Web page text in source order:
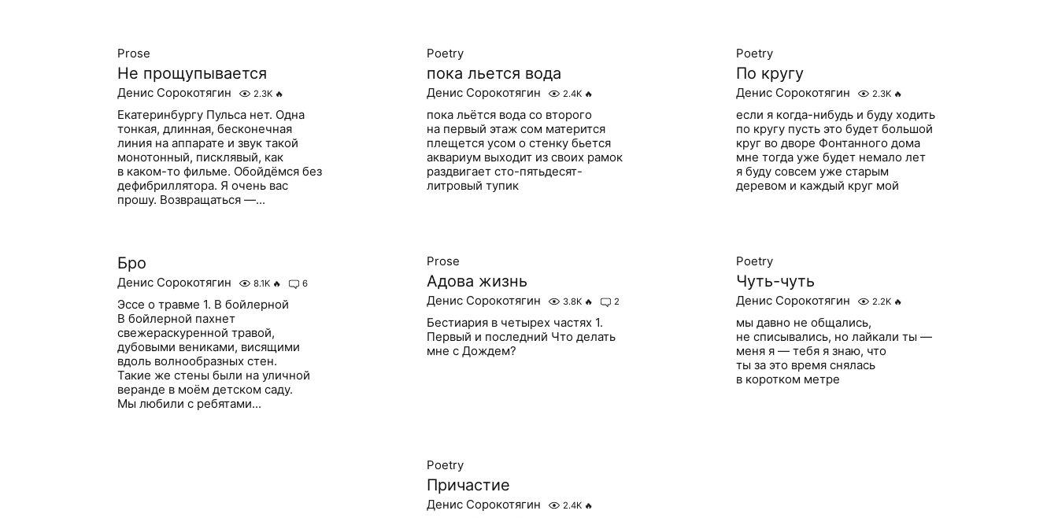
Prose
Не прощупывается
Денис Сорокотягин 2.3K 🔥
Екатеринбургу Пульса нет. Одна
тонкая, длинная, бесконечная
линия на аппарате и звук такой
монотонный, писклявый, как
в каком-то фильме. Обойдёмся без
дефибриллятора. Я очень вас
прошу. Возвращаться —...
Poetry
пока льется вода
Денис Сорокотягин 2.4K 🔥
пока льётся вода со второго
на первый этаж сом матерится
плещется усом о стенку бьется
аквариум выходит из своих рамок
раздвигает сто-пятьдесят-
литровый тупик
Poetry
По кругу
Денис Сорокотягин 2.3K 🔥
если я когда-нибудь и буду ходить
по кругу пусть это будет большой
круг во дворе Фонтанного дома
мне тогда уже будет немало лет
я буду совсем уже старым
деревом и каждый круг мой
Бро
Денис Сорокотягин 8.1K 🔥 6
Эссе о травме 1. В бойлерной
В бойлерной пахнет
свежераскуренной травой,
дубовыми вениками, висящими
вдоль волнообразных стен.
Такие же стены были на уличной
веранде в моём детском саду.
Мы любили с ребятами...
Prose
Адова жизнь
Денис Сорокотягин 3.8K 🔥 2
Бестиария в четырех частях 1.
Первый и последний Что делать
мне с Дождем?
Poetry
Чуть-чуть
Денис Сорокотягин 2.2K 🔥
мы давно не общались,
не списывались, но лайкали ты —
меня я — тебя я знаю, что
ты за это время снялась
в коротком метре
Poetry
Причастие
Денис Сорокотягин 2.4K 🔥